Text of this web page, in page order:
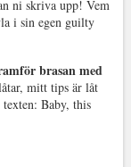
ni skriva upp! Vem
i sin egen guilty
brasan med
mitt tips är låt
Baby, this